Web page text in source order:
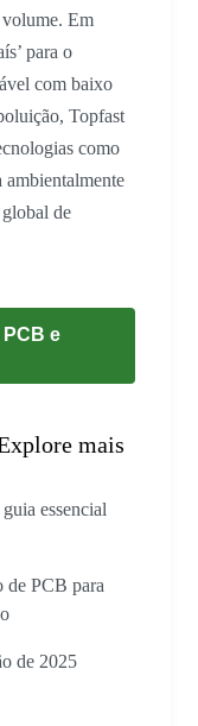
Em
para o
com baixo
Topfast
como
ambientalmente
de
e
mais
essencial
de PCB para
de 2025